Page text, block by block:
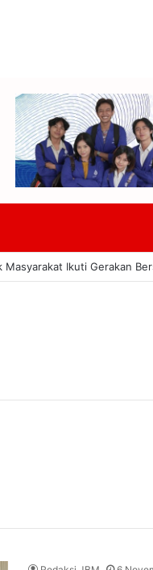
Dan TAPD Bahas